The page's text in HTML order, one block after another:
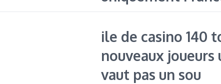
ile de casino 140
nouveaux joueurs
vaut pas un sou